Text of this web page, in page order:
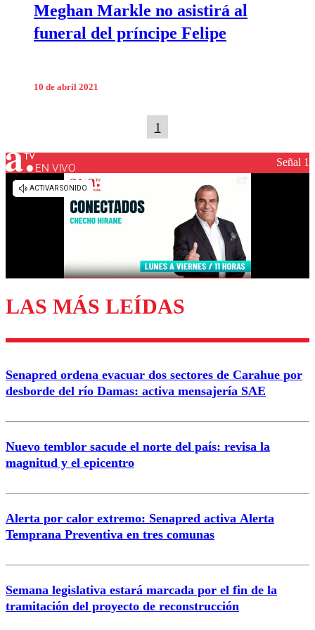
Meghan Markle no asistirá al
funeral del príncipe Felipe
10 de abril 2021
1
EN VIVO Señal 1
LAS MÁS LEÍDAS
Senapred ordena evacuar dos sectores de Carahue por
desborde del río Damas: activa mensajería SAE
Nuevo temblor sacude el norte del país: revisa la
magnitud y el epicentro
Alerta por calor extremo: Senapred activa Alerta
Temprana Preventiva en tres comunas
Semana legislativa estará marcada por el fin de la
tramitación del proyecto de reconstrucción